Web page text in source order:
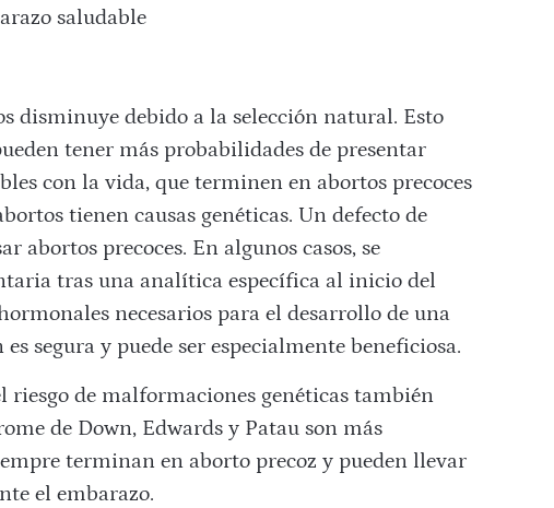
saludable
disminuye debido a la selección natural. Esto
tener más probabilidades de presentar
con la vida, que terminen en abortos precoces
tienen causas genéticas. Un defecto de
abortos precoces. En algunos casos, se
tras una analítica específica al inicio del
necesarios para el desarrollo de una
segura y puede ser especialmente beneficiosa.
riesgo de malformaciones genéticas también
de Down, Edwards y Patau son más
terminan en aborto precoz y pueden llevar
el embarazo.